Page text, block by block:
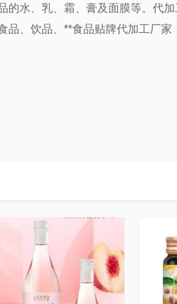
的水、乳、霜、膏及面膜等。代加
品、饮品、**食品贴牌代加工厂家